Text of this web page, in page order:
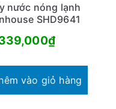
nước nóng lạnh
SHD9641
₫
vào giỏ hàng